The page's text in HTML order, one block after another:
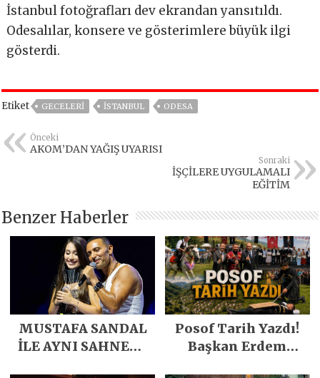
İstanbul fotoğrafları dev ekrandan yansıtıldı.
Odesalılar, konsere ve gösterimlere büyük ilgi
gösterdi.
Etiket GECELERİ İSTANBUL ODESA
Önceki
AKOM’DAN YAĞIŞ UYARISI
Sonraki
İŞÇİLERE UYGULAMALI
EĞİTİM
Benzer Haberler
MUSTAFA SANDAL
İLE AYNI SAHNEDE
Posof Tarih Yazdı!
Başkan Erdem